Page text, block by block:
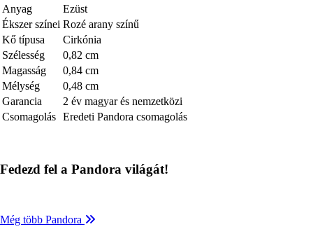
Anyag
Ezüst
Ékszer színei Rozé arany színű
Kő típusa
Cirkónia
Szélesség
0,82 cm
Magasság
0,84 cm
Mélység
0,48 cm
Garancia
2 év magyar és nemzetközi
Csomagolás Eredeti Pandora csomagolás
Fedezd fel a Pandora világát!
Még több Pandora